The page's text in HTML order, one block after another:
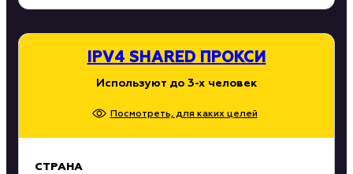
IPV4 SHARED ПРОКСИ
Используют до 3-х человек
Посмотреть, для каких целей
СТРАНА